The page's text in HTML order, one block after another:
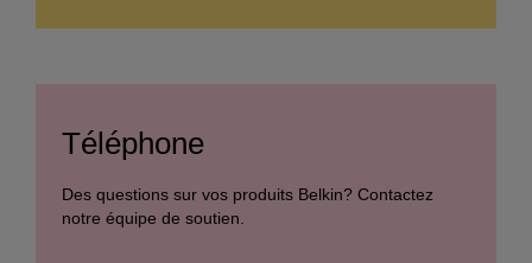
Téléphone
Des questions sur vos produits Belkin? Contactez
notre équipe de soutien.